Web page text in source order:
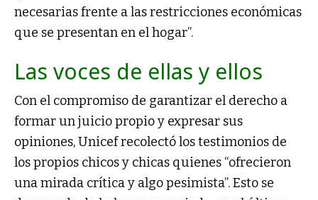
necesarias frente a las restricciones económicas
que se presentan en el hogar”.
Las voces de ellas y ellos
Con el compromiso de garantizar el derecho a
formar un juicio propio y expresar sus
opiniones, Unicef recolectó los testimonios de
los propios chicos y chicas quienes “ofrecieron
una mirada crítica y algo pesimista”. Esto se